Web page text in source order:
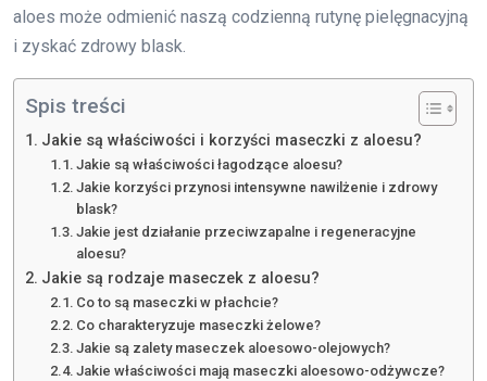
aloes może odmienić naszą codzienną rutynę pielęgnacyjną
i zyskać zdrowy blask.
Spis treści
Jakie są właściwości i korzyści maseczki z aloesu?
Jakie są właściwości łagodzące aloesu?
Jakie korzyści przynosi intensywne nawilżenie i zdrowy
blask?
Jakie jest działanie przeciwzapalne i regeneracyjne
aloesu?
Jakie są rodzaje maseczek z aloesu?
Co to są maseczki w płachcie?
Co charakteryzuje maseczki żelowe?
Jakie są zalety maseczek aloesowo-olejowych?
Jakie właściwości mają maseczki aloesowo-odżywcze?